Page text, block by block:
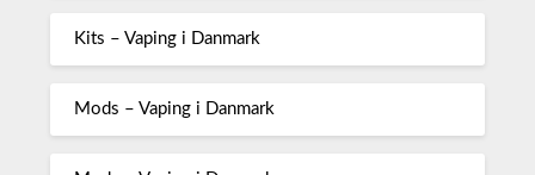
Kits – Vaping i Danmark
Mods – Vaping i Danmark